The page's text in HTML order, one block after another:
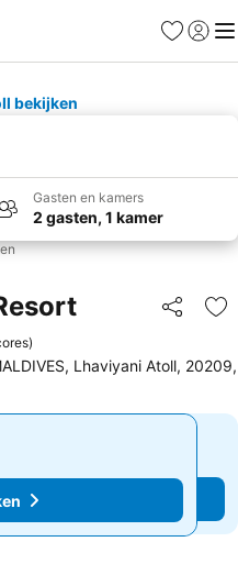
Favorieten
bekijken
Gasten en kamers
2 gasten, 1 kamer
Delen
)
Lhaviyani Atoll, 20209,